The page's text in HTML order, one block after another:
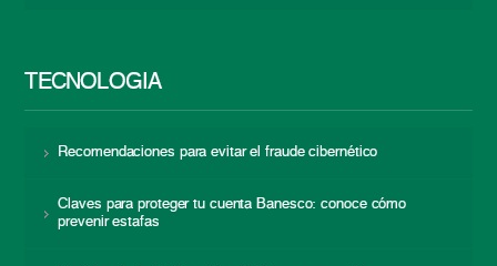
TECNOLOGÍA
Recomendaciones para evitar el fraude cibernético
Claves para proteger tu cuenta Banesco: conoce cómo
prevenir estafas